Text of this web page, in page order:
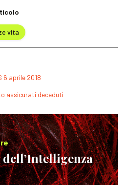
vita
6 aprile 2018
assicurati deceduti